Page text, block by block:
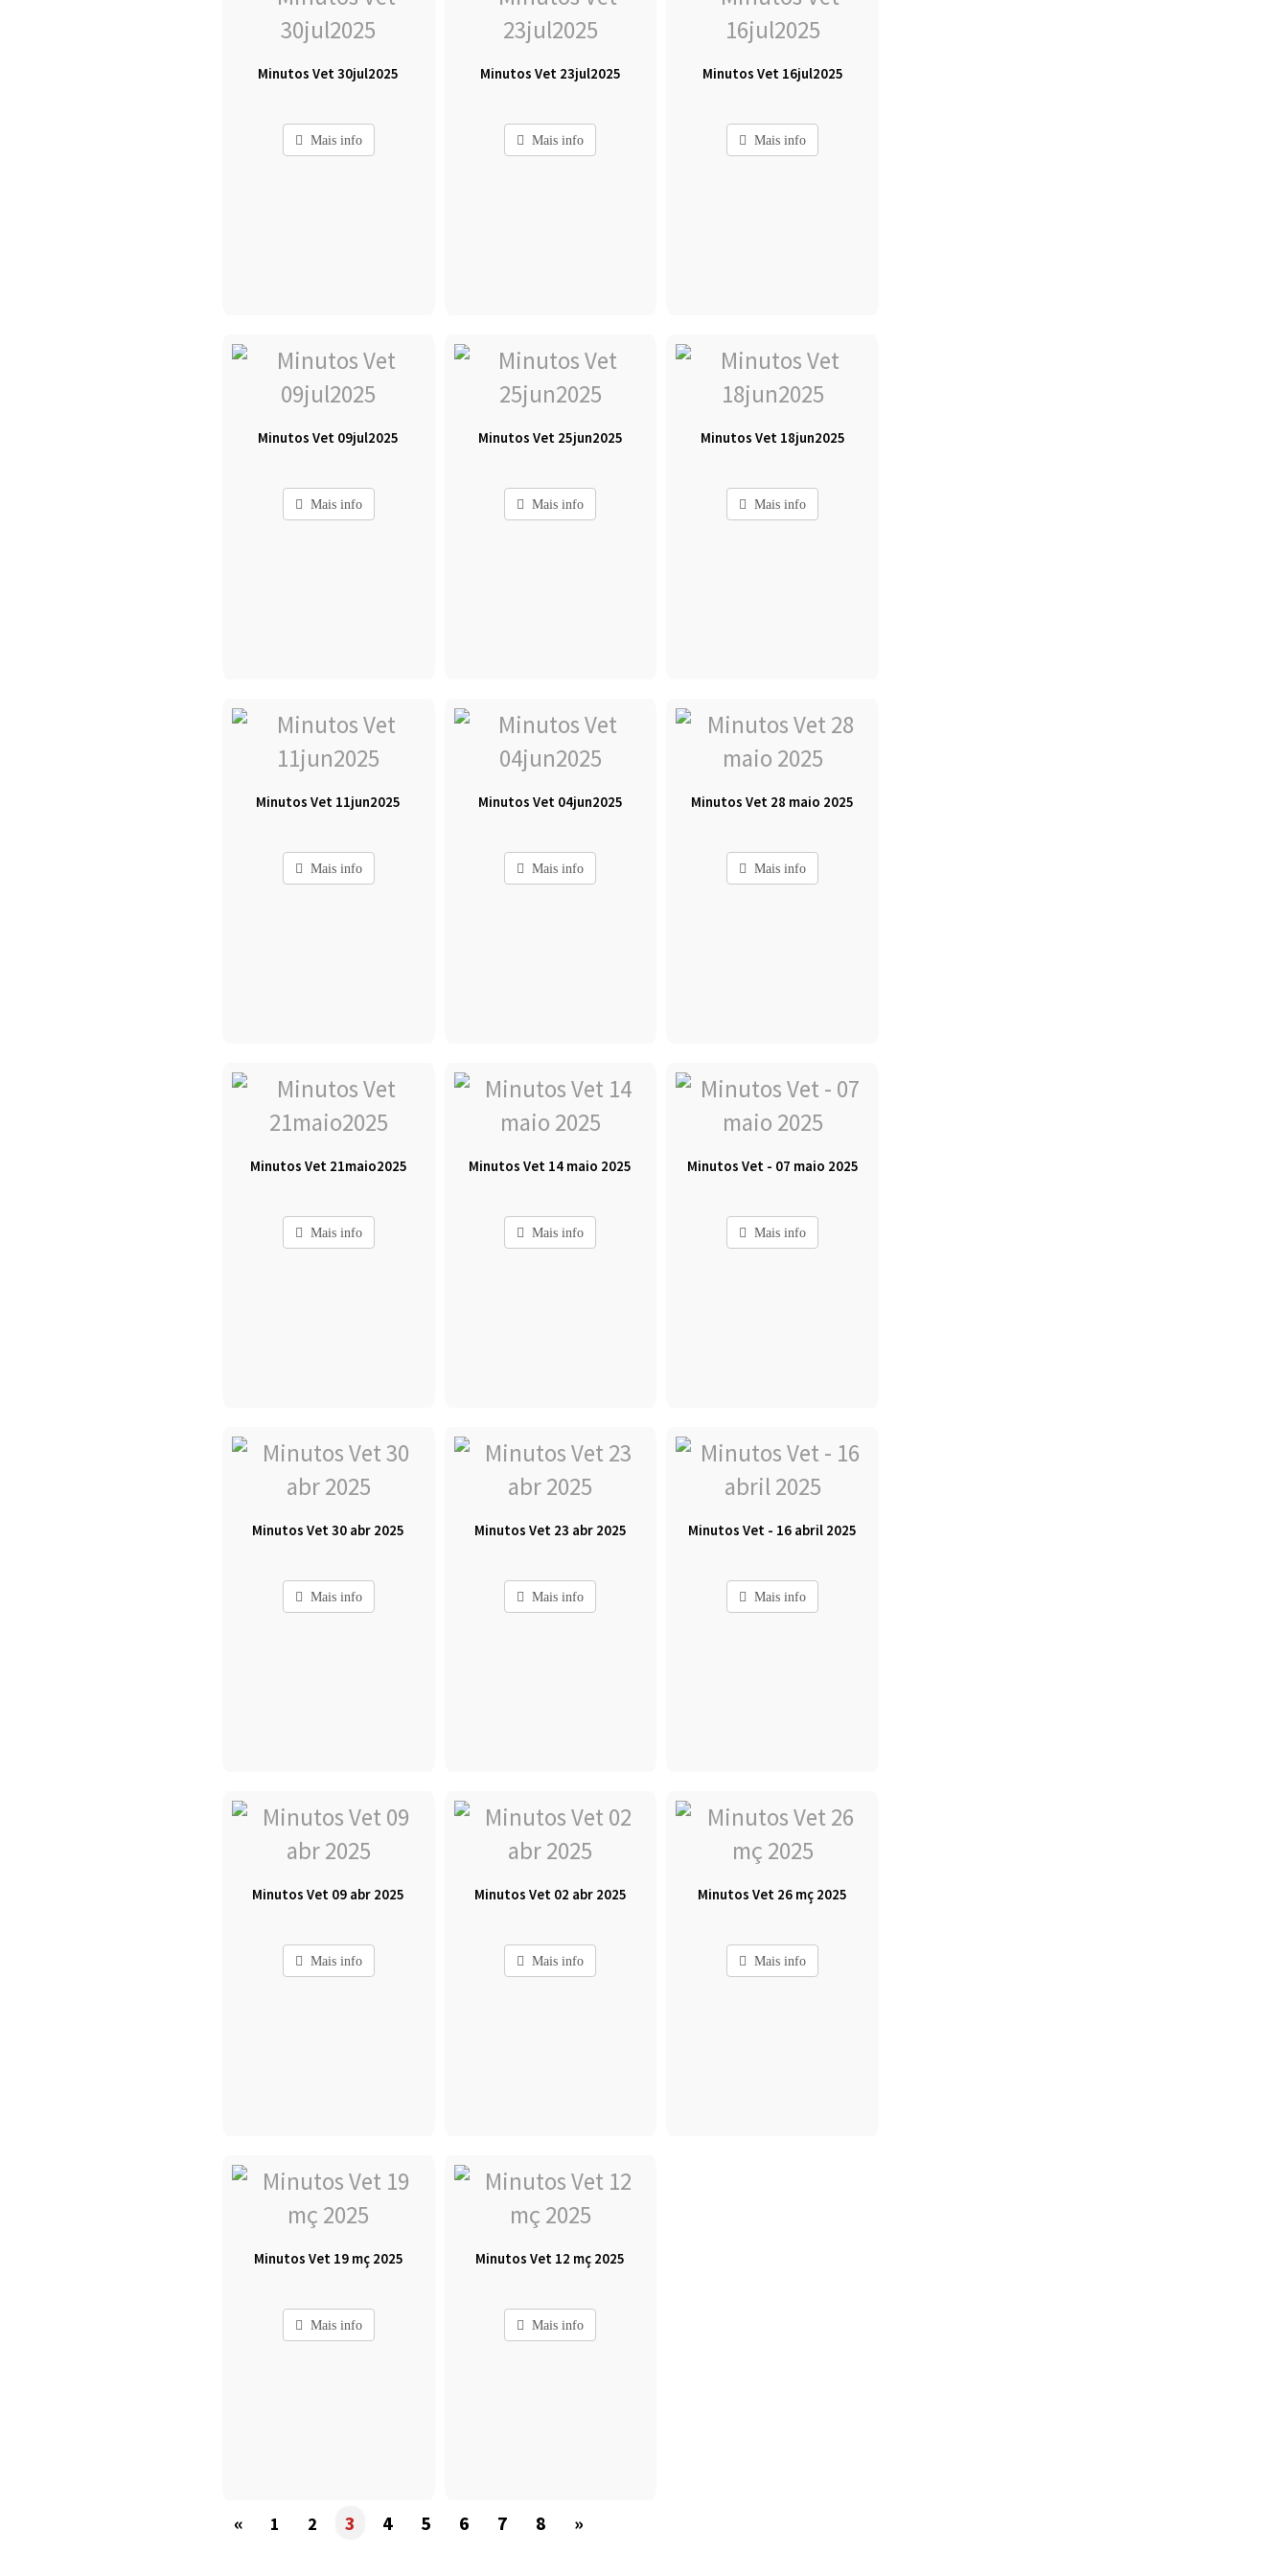
Minutos Vet 30jul2025
Mais info
Minutos Vet 23jul2025
Mais info
Minutos Vet 16jul2025
Mais info
Minutos Vet 09jul2025
Mais info
Minutos Vet 25jun2025
Mais info
Minutos Vet 18jun2025
Mais info
Minutos Vet 11jun2025
Mais info
Minutos Vet 04jun2025
Mais info
Minutos Vet 28 maio 2025
Mais info
Minutos Vet 21maio2025
Mais info
Minutos Vet 14 maio 2025
Mais info
Minutos Vet - 07 maio 2025
Mais info
Minutos Vet 30 abr 2025
Mais info
Minutos Vet 23 abr 2025
Mais info
Minutos Vet - 16 abril 2025
Mais info
Minutos Vet 09 abr 2025
Mais info
Minutos Vet 02 abr 2025
Mais info
Minutos Vet 26 mç 2025
Mais info
Minutos Vet 19 mç 2025
Mais info
Minutos Vet 12 mç 2025
Mais info
« 1 2 3 4 5 6 7 8 »